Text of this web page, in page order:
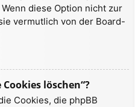
diese Option nicht zur
vermutlich von der Board-
löschen“?
Cookies, die phpBB